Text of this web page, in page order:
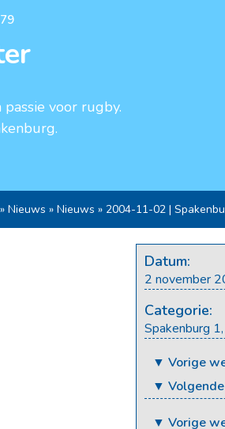
voor rugby.
» Nieuws » Nieuws » 2004-11-02 |
Datum:
2 november
Categorie:
Spakenburg 1,
▼ Vorige
▼
▼ Vorige